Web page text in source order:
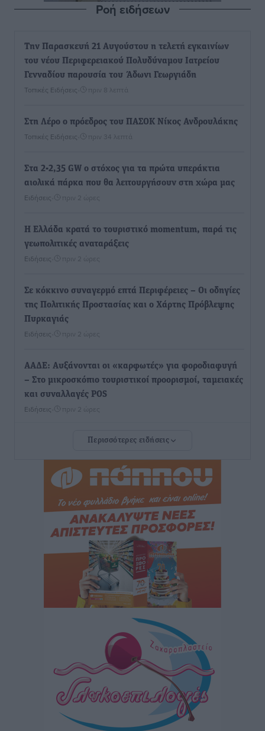
Ροή ειδήσεων
Την Παρασκευή 21 Αυγούστου η τελετή εγκαινίων
του νέου Περιφερειακού Πολυδύναμου Ιατρείου
Γενναδίου παρουσία του Άδωνι Γεωργιάδη
Τοπικές Ειδήσεις πριν 8 λεπτά
Στη Λέρο ο πρόεδρος του ΠΑΣΟΚ Νίκος Ανδρουλάκης
Τοπικές Ειδήσεις πριν 34 λεπτά
Στα 2-2,35 GW ο στόχος για τα πρώτα υπεράκτια
αιολικά πάρκα που θα λειτουργήσουν στη χώρα μας
Ειδήσεις πριν 2 ώρες
Η Ελλάδα κρατά το τουριστικό momentum, παρά τις
γεωπολιτικές αναταράξεις
Ειδήσεις πριν 2 ώρες
Σε κόκκινο συναγερμό επτά Περιφέρειες – Οι οδηγίες
της Πολιτικής Προστασίας και ο Χάρτης Πρόβλεψης
Πυρκαγιάς
Ειδήσεις πριν 2 ώρες
ΑΑΔΕ: Αυξάνονται οι «καρφωτές» για φοροδιαφυγή
– Στο μικροσκόπιο τουριστικοί προορισμοί, ταμειακές
και συναλλαγές POS
Ειδήσεις πριν 2 ώρες
Δημόσιο: Το νέο καθεστώς επιλογής προϊσταμένων, τι
πριν 2 ώρες
Ποιες κατηγορίες καταστημάτων συγκεντρώνουν τη
μεγαλύτερη κίνηση
• πριν 2 ώρες
Αστυπάλαια: Το φως που μένει αναμμένο στο κάστρο
πριν 3 ώρες
Τουρισμός: «Φτωχός συγγενής κάμπινγκ και
Έφυγε από τη ζωή ο επί σειρά ετών εφημέριος στον
ιερό Ναό του Αγίου Νικολάου Παστίδας Μιχαήλ
Καψάλης
Τοπικές Ειδήσεις
Περισσότερες ειδήσεις